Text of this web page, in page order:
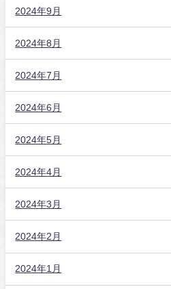
2024年9月
2024年8月
2024年7月
2024年6月
2024年5月
2024年4月
2024年3月
2024年2月
2024年1月